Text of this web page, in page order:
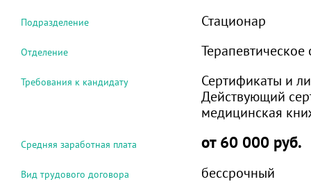
Подразделение Стационар
Отделение Терапевтическое
Требования к кандидату
Сертификаты и
Действующий
медицинская
Средняя заработная плата от 60 000 руб.
Вид трудового договора бессрочный